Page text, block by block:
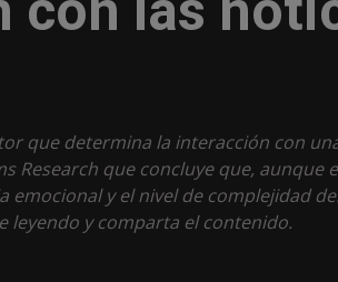
que determina la interacción con
Research que concluye que, aunque
emocional y el nivel de complejidad
leyendo y comparta el contenido.